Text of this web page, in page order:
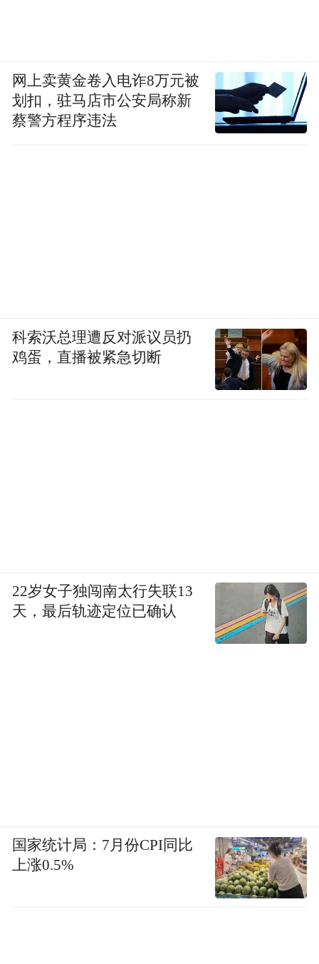
网上卖黄金卷入电诈8万元被
划扣，驻马店市公安局称新
蔡警方程序违法
科索沃总理遭反对派议员扔
鸡蛋，直播被紧急切断
22岁女子独闯南太行失联13
天，最后轨迹定位已确认
国家统计局：7月份CPI同比
上涨0.5%